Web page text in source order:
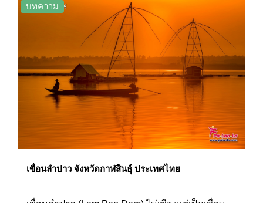
บทความ
เขื่อนลำปาว จังหวัดกาฬสินธุ์ ประเทศไทย